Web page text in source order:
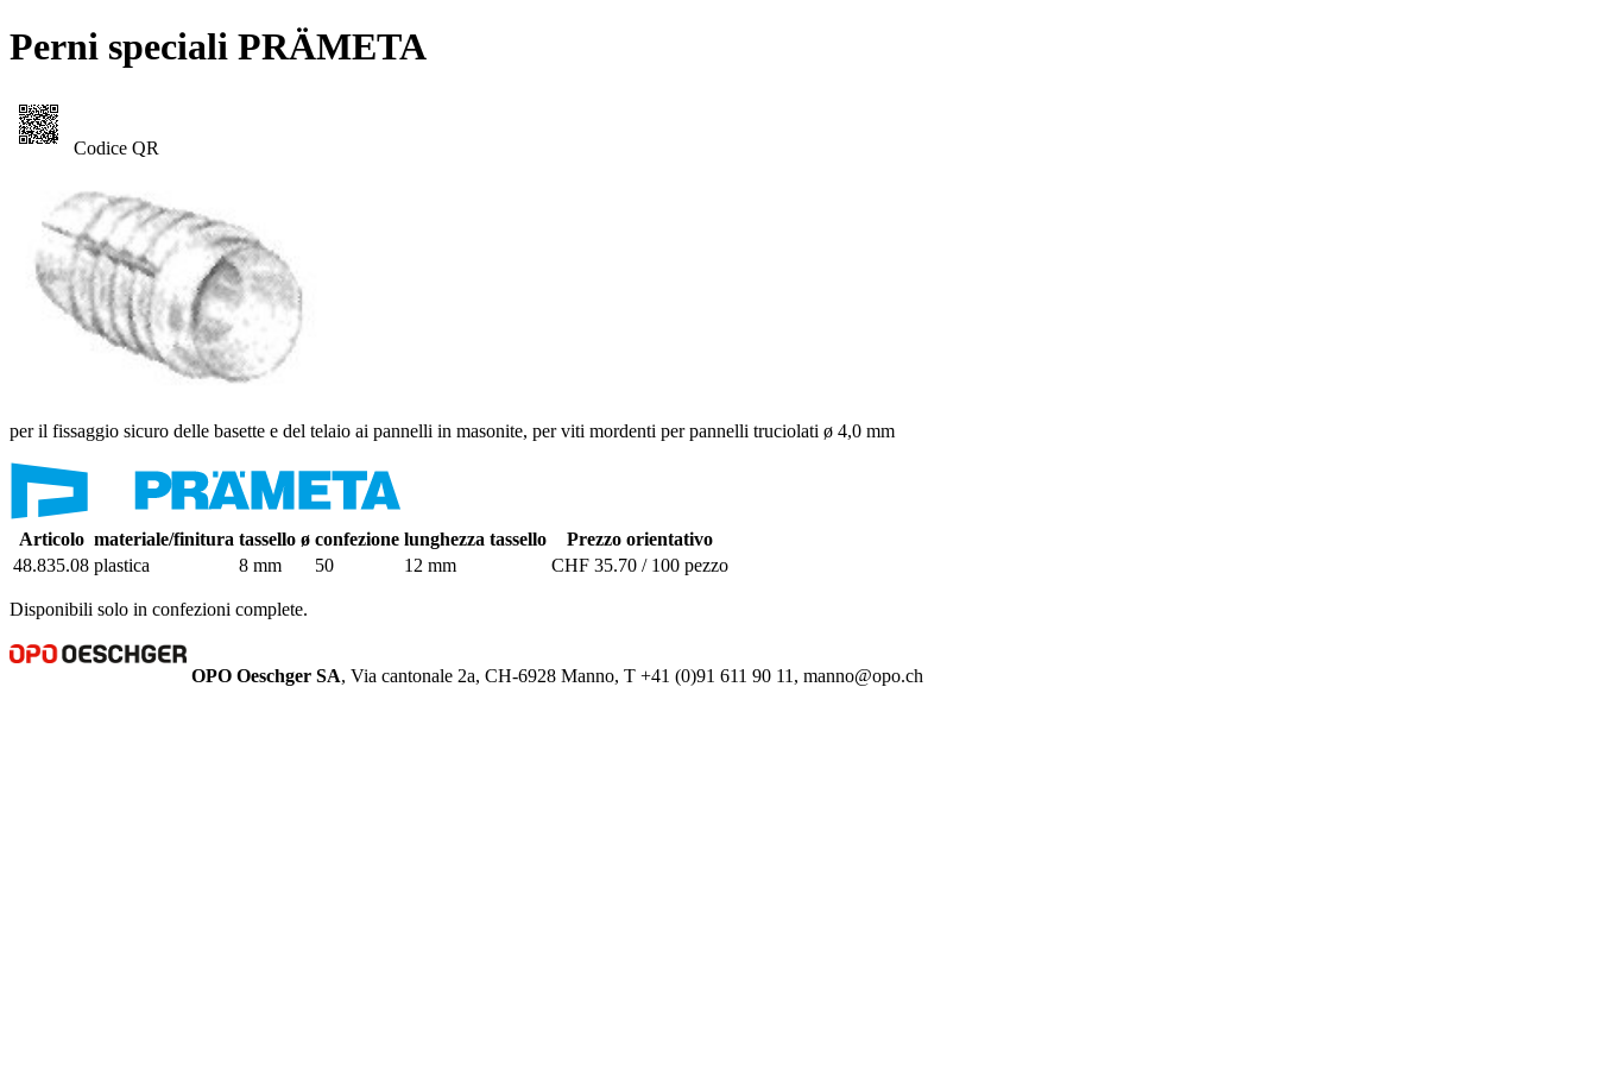
Perni speciali PRÄMETA
Codice QR
per il fissaggio sicuro delle basette e del telaio ai pannelli in masonite, per viti mordenti per pannelli truciolati ø 4,0 mm
Articolo materiale/finitura tassello ø confezione lunghezza tassello
Prezzo orientativo
48.835.08 plastica 8 mm 50 12 mm CHF 35.70 / 100 pezzo
Disponibili solo in confezioni complete.
OPO Oeschger SA, Via cantonale 2a, CH-6928 Manno, T +41 (0)91 611 90 11, manno@opo.ch